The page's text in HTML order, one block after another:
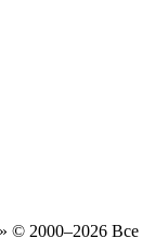
© 2000‒2026 Все